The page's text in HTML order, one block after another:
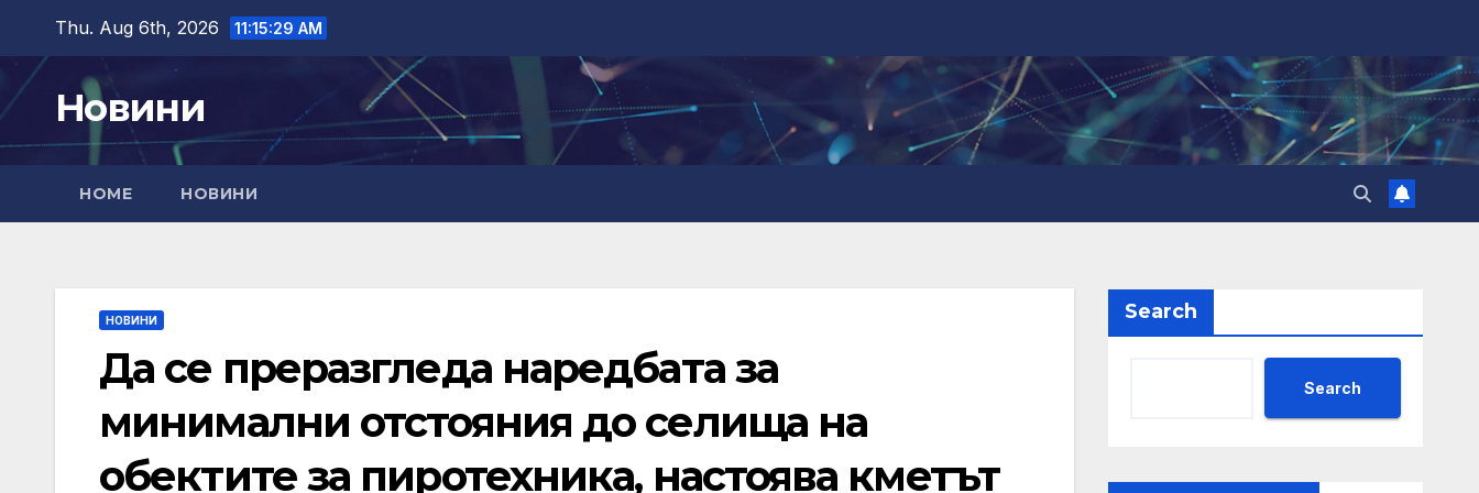
content
Thu. Aug 6th, 2026 11:15:31 AM
Новини
HOME НОВИНИ
НОВИНИ
Да се преразгледа наредбата за
минимални отстояния до селища на
обектите за пиротехника, настоява кметът
Search
Search